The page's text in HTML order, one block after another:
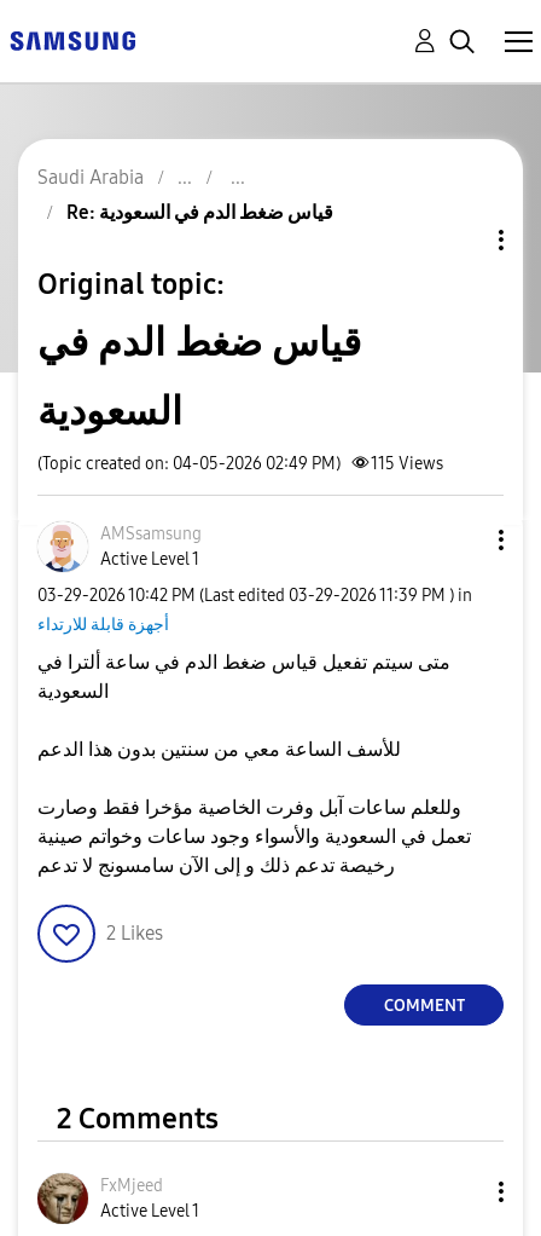
Saudi Arabia
Re: قياس ضغط الدم في السعودية
Original topic:
قياس ضغط الدم في
السعودية
(Topic created on: 04-05-2026 02:49 PM) 115 Views
AMSsamsung
Active Level 1
‎03-29-202610:42 PM (Last edited ‎03-29-202611:39 PM ) in
أجهزة قابلة للارتداء
متى سيتم تفعيل قياس ضغط الدم في ساعة ألترا في
وللعلم ساعات آبل وفرت الخاصية مؤخرا فقط وصارت
تعمل في السعودية والأسواء وجود ساعات وخواتم صينية
رخيصة تدعم ذلك و إلى الآن سامسونج لا تدعم
2 Likes
COMMENT
2 Comments
FxMjeed
Active Level 1